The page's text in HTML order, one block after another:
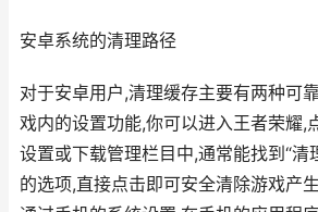
安卓系统的清理路径
对于安卓用户,清理缓存主要有两种可
戏内的设置功能,你可以进入王者荣耀,
设置或下载管理栏目中,通常能找到“清
的选项,直接点击即可安全清除游戏产